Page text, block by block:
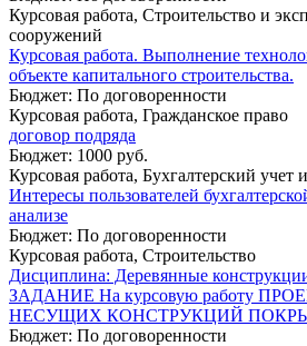
Курсовая работа, Строительство и
сооружений
Курсовая работа. Выполнение
объекте капитального строительства.
Бюджет: По договоренности
Курсовая работа, Гражданское право
договор подряда
Бюджет: 1000 руб.
Курсовая работа, Бухгалтерский учет
Интересы пользователей
анализе
Бюджет: По договоренности
Курсовая работа, Строительство
Дисциплина: Деревянные
ЗАДАНИЕ На курсовую работу
НЕСУЩИХ КОНСТРУКЦИЙ
Бюджет: По договоренности